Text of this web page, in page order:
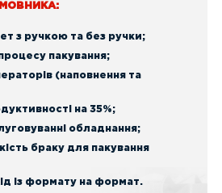
з ручкою та без ручки;
пакування;
(наповнення та
на 35%;
обладнання;
браку для пакування
із формату на формат.